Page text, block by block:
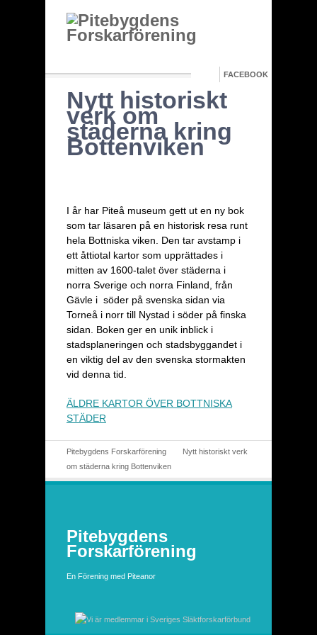
FACEBOOK
Nytt historiskt
verk om
städerna kring
Bottenviken
I år har Piteå museum gett ut en ny bok
som tar läsaren på en historisk resa runt
hela Bottniska viken. Den tar avstamp i
ett åttiotal kartor som upprättades i
mitten av 1600-talet över städerna i
norra Sverige och norra Finland, från
Gävle i söder på svenska sidan via
Torneå i norr till Nystad i söder på finska
sidan. Boken ger en unik inblick i
stadsplaneringen och stadsbyggandet i
en viktig del av den svenska stormakten
vid denna tid.
ÄLDRE KARTOR ÖVER BOTTNISKA
STÄDER
Pitebygdens Forskarförening
Nytt historiskt verk
om städerna kring Bottenviken
Pitebygdens
Forskarförening
En Förening med Piteanor